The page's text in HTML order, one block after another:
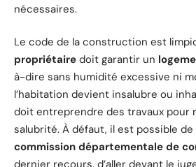
nécessaires.
Le code de la construction est
propriétaire doit garantir un
à-dire sans humidité excessive ni
l’habitation devient insalubre ou
doit entreprendre des travaux pour
salubrité. À défaut, il est possible de
commission départementale de